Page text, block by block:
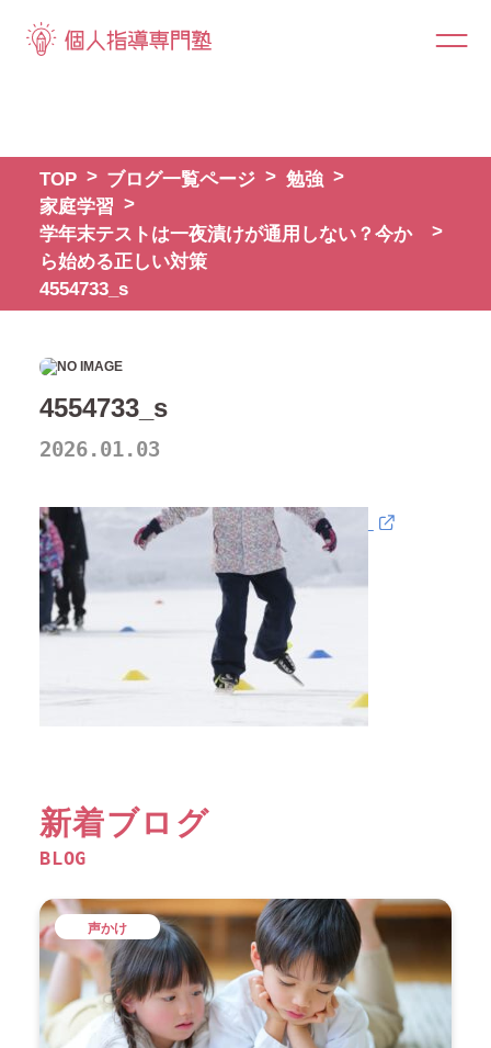
TOP ブログ一覧ページ
勉強
家庭学習
学年末テストは一夜漬けが通用しない？今か
ら始める正しい対策
4554733_s
4554733_s
2026.01.03
新着ブログ
BLOG
声かけ